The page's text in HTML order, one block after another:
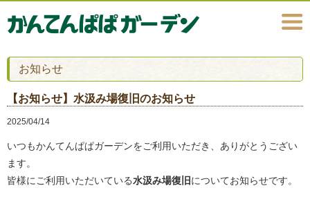
お知らせ
【お知らせ】水汲み場復旧のお知らせ
2025/04/14
いつもかんてんぱぱガーデンをご利用いただき、ありがとうござい
ます。
皆様にご利用いただいている水汲み場復旧についてお知らせです。